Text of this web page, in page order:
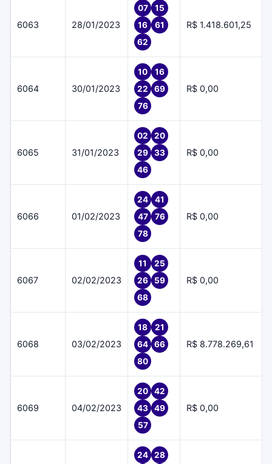
6063 28/01/2023
07
15
16
61
62
R$ 1.418.601,25
6064 30/01/2023
10
16
22
69
76
R$ 0,00
6065 31/01/2023
02
20
29
33
46
R$ 0,00
6066 01/02/2023
24
41
47
76
78
R$ 0,00
6067 02/02/2023
11
25
26
59
68
R$ 0,00
6068 03/02/2023
18
21
64
66
80
R$ 8.778.269,61
6069 04/02/2023
20
42
43
49
57
R$ 0,00
24
28